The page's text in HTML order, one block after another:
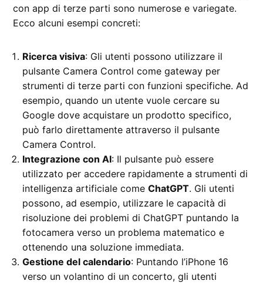
con app di terze parti sono numerose e variegate.
Ecco alcuni esempi concreti:
Ricerca visiva: Gli utenti possono utilizzare il
pulsante Camera Control come gateway per
strumenti di terze parti con funzioni specifiche. Ad
esempio, quando un utente vuole cercare su
Google dove acquistare un prodotto specifico,
può farlo direttamente attraverso il pulsante
Camera Control.
Integrazione con AI: Il pulsante può essere
utilizzato per accedere rapidamente a strumenti di
intelligenza artificiale comeChatGPT. Gli utenti
possono, ad esempio, utilizzare le capacità di
risoluzione dei problemi di ChatGPT puntando la
fotocamera verso un problema matematico e
ottenendo una soluzione immediata.
Gestione del calendario: Puntando l’iPhone 16
verso un volantino di un concerto, gli utenti